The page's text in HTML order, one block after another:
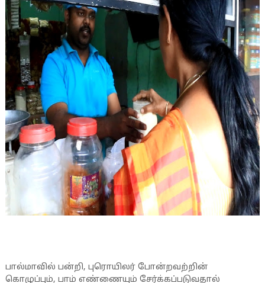
பால்மாவில் பன்றி, புரொயிலர் போன்றவற்றின்
கொழுப்பும், பாம் எண்ணையும் சேர்க்கப்படுவதால்